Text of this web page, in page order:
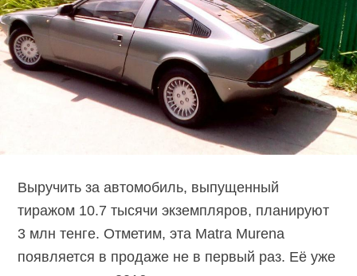
Выручить за автомобиль, выпущенный
тиражом 10.7 тысячи экземпляров, планируют
3 млн тенге. Отметим, эта Matra Murena
появляется в продаже не в первый раз. Её уже